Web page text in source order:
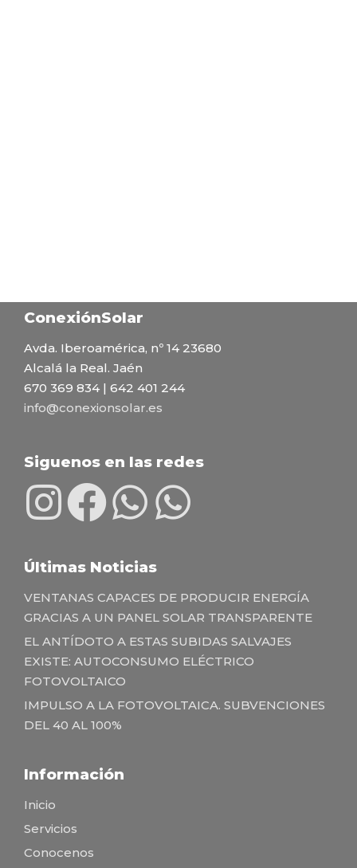
ConexiónSolar
Avda. Iberoamérica, nº 14 23680
Alcalá la Real. Jaén
670 369 834 | 642 401 244
info@conexionsolar.es
Siguenos en las redes
Últimas Noticias
VENTANAS CAPACES DE PRODUCIR ENERGÍA
GRACIAS A UN PANEL SOLAR TRANSPARENTE
EL ANTÍDOTO A ESTAS SUBIDAS SALVAJES
EXISTE: AUTOCONSUMO ELÉCTRICO
FOTOVOLTAICO
IMPULSO A LA FOTOVOLTAICA. SUBVENCIONES
DEL 40 AL 100%
Información
Inicio
Servicios
Conocenos